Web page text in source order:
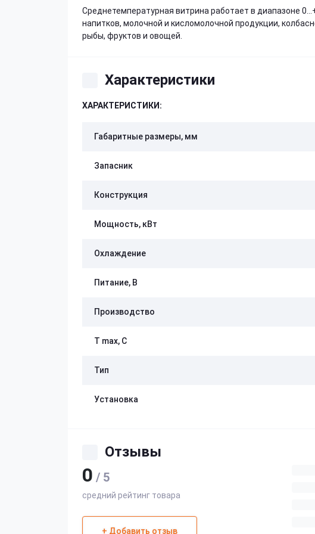
Среднетемпературная витрина работает в диапазоне
напитков, молочной и кисломолочной продукции,
рыбы, фруктов и овощей.
Характеристики
ХАРАКТЕРИСТИКИ:
Габаритные размеры, мм
Запасник
Конструкция
Мощность, кВт
Охлаждение
Питание, В
Производство
Т max, С
Тип
Установка
Отзывы
0 / 5
средний рейтинг товара
+ Добавить отзыв